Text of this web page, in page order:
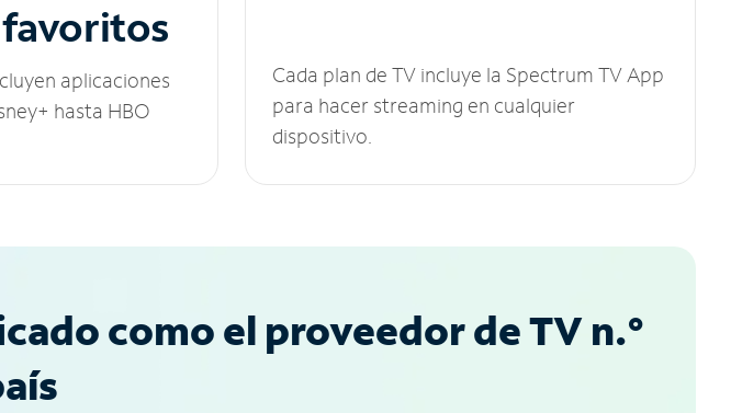
aplicaciones
hasta HBO
Cada plan de TV incluye la Spectrum TV App
para hacer streaming en cualquier
dispositivo.
como el proveedor de TV n.°